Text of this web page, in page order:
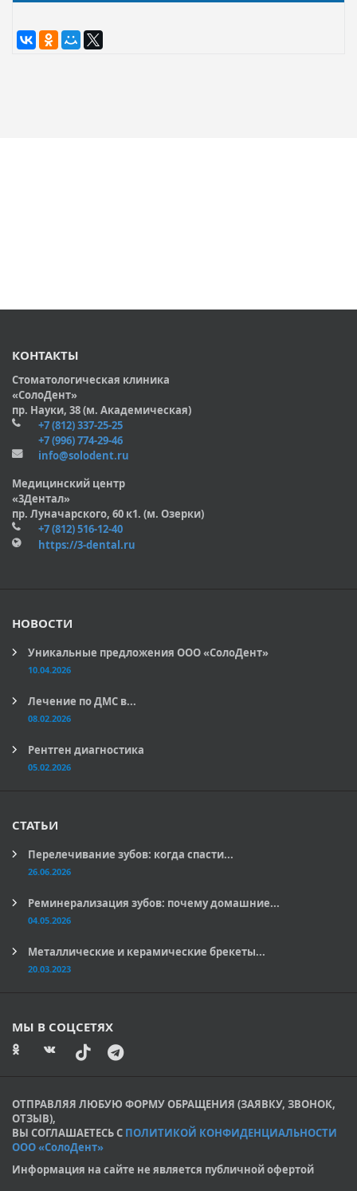
КОНТАКТЫ
Стоматологическая клиника
«СолоДент»
пр. Науки, 38 (м. Академическая)
+7 (812) 337-25-25
+7 (996) 774-29-46
info@solodent.ru
Медицинский центр
«3Дентал»
пр. Луначарского, 60 к1. (м. Озерки)
+7 (812) 516-12-40
https://3-dental.ru
НОВОСТИ
Уникальные предложения ООО «СолоДент»
10.04.2026
Лечение по ДМС в...
08.02.2026
Рентген диагностика
05.02.2026
СТАТЬИ
Перелечивание зубов: когда спасти...
26.06.2026
Реминерализация зубов: почему домашние...
04.05.2026
Металлические и керамические брекеты...
20.03.2023
МЫ В СОЦСЕТЯХ
ОТПРАВЛЯЯ ЛЮБУЮ ФОРМУ ОБРАЩЕНИЯ (ЗАЯВКУ, ЗВОНОК,
ОТЗЫВ),
ВЫ СОГЛАШАЕТЕСЬ С ПОЛИТИКОЙ КОНФИДЕНЦИАЛЬНОСТИ
ООО «СолоДент»
Информация на сайте не является публичной офертой